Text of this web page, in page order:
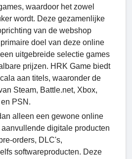
waardoor het zowel
wordt. Deze gezamenlijke
van de webshop
doel van deze online
uitgebreide selectie games
prijzen. HRK Game biedt
aan titels, waaronder de
Steam, Battle.net, Xbox,
PSN.
alleen een gewone online
digitale producten
orders, DLC's,
softwareproducten. Deze